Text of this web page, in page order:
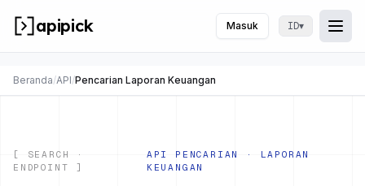
apipick Masuk ID▾
Beranda/API/Pencarian Laporan Keuangan
[ SEARCH ·
ENDPOINT ]
API PENCARIAN · LAPORAN
KEUANGAN